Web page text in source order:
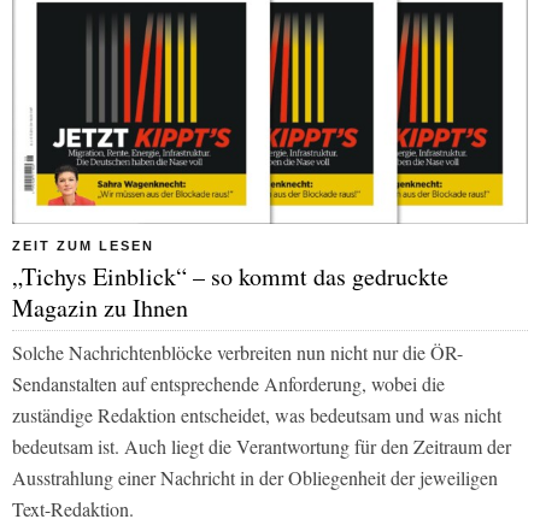
ZEIT ZUM LESEN
„Tichys Einblick“ – so kommt das gedruckte
Magazin zu Ihnen
Solche Nachrichtenblöcke verbreiten nun nicht nur die ÖR-
Sendanstalten auf entsprechende Anforderung, wobei die
zuständige Redaktion entscheidet, was bedeutsam und was nicht
bedeutsam ist. Auch liegt die Verantwortung für den Zeitraum der
Ausstrahlung einer Nachricht in der Obliegenheit der jeweiligen
Text-Redaktion.